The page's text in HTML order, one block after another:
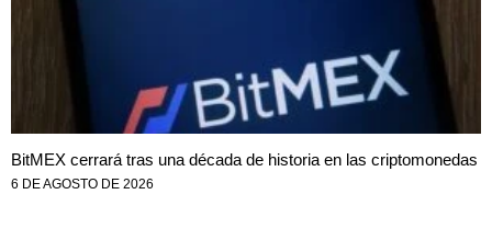
BitMEX cerrará tras una década de historia en las criptomonedas
6 DE AGOSTO DE 2026